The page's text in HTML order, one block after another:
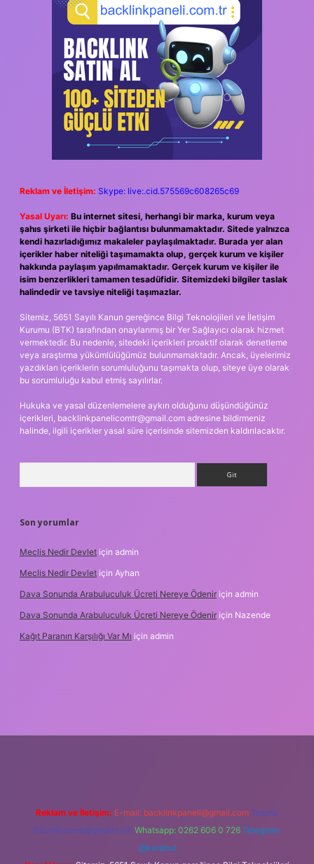
Reklam ve İletişim: Skype: live:.cid.575569c608265c69
Yasal Uyarı: Bu internet sitesi, herhangi bir marka, kurum veya
şahıs şirketi ile hiçbir bağlantısı bulunmamaktadır. Sitede yalnızca
kendi hazırladığımız makaleler paylaşılmaktadır. Burada yer alan
içerikler haber niteliği taşımamakta olup, gerçek kurum ve kişiler
hakkında paylaşım yapılmamaktadır. Gerçek kurum ve kişiler ile
isim benzerlikleri tamamen tesadüfidir. Sitemizdeki bilgiler taslak
halindedir ve tavsiye niteliği taşımazlar.
Sitemiz, 5651 Sayılı Kanun gereğince Bilgi Teknolojileri ve İletişim
Kurumu (BTK) tarafından onaylanmış bir Yer Sağlayıcı olarak hizmet
vermektedir. Bu nedenle, sitedeki içerikleri proaktif olarak denetleme
veya araştırma yükümlülüğümüz bulunmamaktadır. Ancak, üyelerimiz
yazdıkları içeriklerin sorumluluğunu taşımakta olup, siteye üye olarak
bu sorumluluğu kabul etmiş sayılırlar.
Hukuka ve yasal düzenlemelere aykırı olduğunu düşündüğünüz
içerikleri, backlinkpanelicomtr@gmail.com adresine bildirmeniz
halinde, ilgili içerikler yasal süre içerisinde sitemizden kaldırılacaktır.
Son yorumlar
Meclis Nedir Devlet için admin
Meclis Nedir Devlet için Ayhan
Dava Sonunda Arabuluculuk Ücreti Nereye Ödenir için admin
Dava Sonunda Arabuluculuk Ücreti Nereye Ödenir için Nazende
Kağıt Paranın Karşılığı Var Mı için admin
Reklam ve İletişim: E-mail: backlinkpaneli@gmail.com Teams:
forumhizmeti@gmail.com Whatsapp: 0262 606 0 726 Telegram:
@karabul